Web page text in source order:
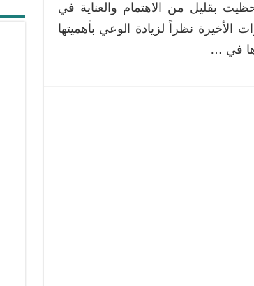
درس
تطبيقي
بقليل من الاهتمام والعناية في
الأخيرة نظراً لزيادة الوعي بأهميتها
في …